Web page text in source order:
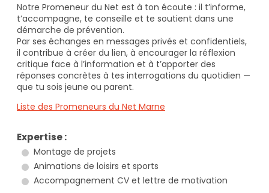
Notre Promeneur du Net est à ton écoute : il t’informe,
t’accompagne, te conseille et te soutient dans une
démarche de prévention.
Par ses échanges en messages privés et confidentiels,
il contribue à créer du lien, à encourager la réflexion
critique face à l’information et à t’apporter des
réponses concrètes à tes interrogations du quotidien —
que tu sois jeune ou parent.
Liste des Promeneurs du Net Marne
Expertise :
Montage de projets
Animations de loisirs et sports
Accompagnement CV et lettre de motivation